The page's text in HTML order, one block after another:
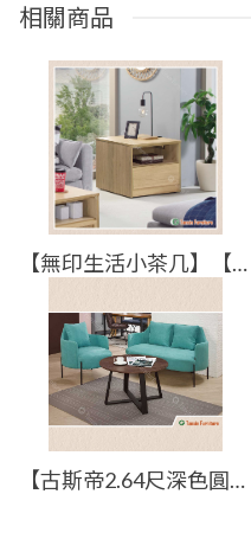
相關商品
【無印生活小茶几】【2023-C446-2】【添興家具】
【古斯帝2.64尺深色圓几】【2025-J298-3】【添興家具】